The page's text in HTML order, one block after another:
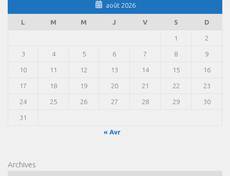
août 2026
L M M J V S D
1 2
3 4 5 6 7 8 9
10 11 12 13 14 15 16
17 18 19 20 21 22 23
24 25 26 27 28 29 30
31
« Avr
Archives